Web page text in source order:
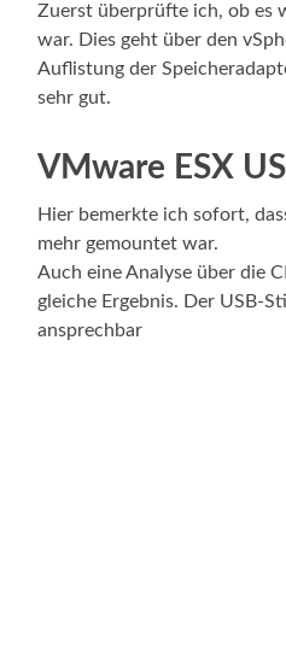
Zuerst überprüfte ich, ob es
war. Dies geht über den
Auflistung der
sehr gut.
VMware ESX
Hier bemerkte ich sofort,
mehr gemountet war.
Auch eine Analyse über die
gleiche Ergebnis. Der USB-
ansprechbar